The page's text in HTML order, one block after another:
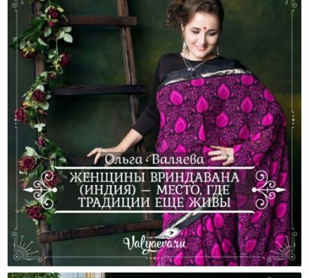
Женщины Вриндавана (Индия) – Место, Где
Традиции Еще Живы